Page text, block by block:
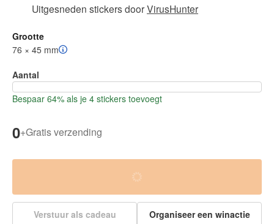
Uitgesneden stickersdoorVirusHunter
Grootte
76 × 45 mm
Aantal
Bespaar 64% als je 4 stickers toevoegt
0+Gratis verzending
Verstuur als cadeau Organiseer een winactie